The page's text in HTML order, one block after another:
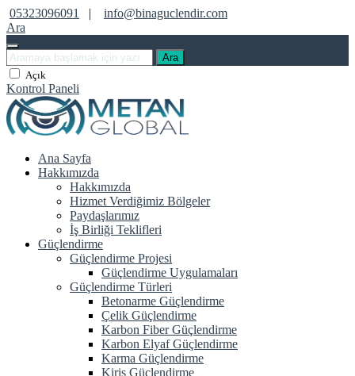
05323096091 |
info@binaguclendir.com
Ara
Ara
Açık
Kontrol Paneli
Ana Sayfa
Hakkımızda
Hakkımızda
Hizmet Verdiğimiz Bölgeler
Paydaşlarımız
İş Birliği Teklifleri
Güçlendirme
Güçlendirme Projesi
Güçlendirme Uygulamaları
Güçlendirme Türleri
Betonarme Güçlendirme
Çelik Güçlendirme
Karbon Fiber Güçlendirme
Karbon Elyaf Güçlendirme
Karma Güçlendirme
Kiriş Güçlendirme